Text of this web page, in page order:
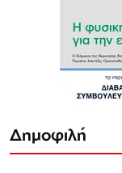
Δημοφιλή